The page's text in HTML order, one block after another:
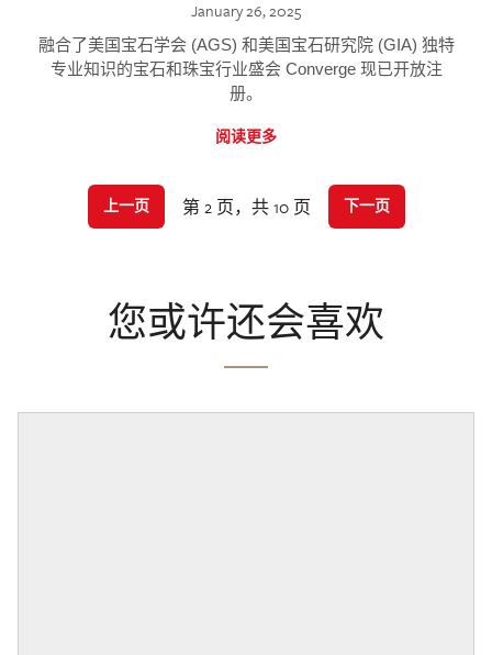
January 26, 2025
融合了美国宝石学会 (AGS) 和美国宝石研究院 (GIA) 独特
专业知识的宝石和珠宝行业盛会 Converge 现已开放注
册。
阅读更多
上一页 第 2 页，共 10 页 下一页
您或许还会喜欢